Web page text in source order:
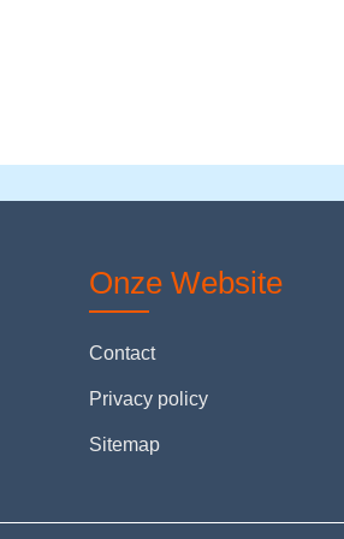
Onze Website
Contact
Privacy policy
Sitemap